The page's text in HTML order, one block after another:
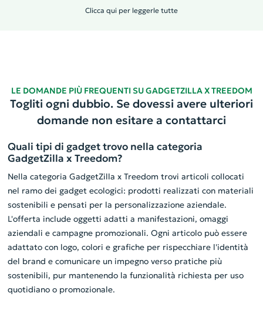
Clicca qui per leggerle tutte
LE DOMANDE PIÙ FREQUENTI SU GADGETZILLA X TREEDOM
Togliti ogni dubbio. Se dovessi avere ulteriori
domande non esitare a contattarci
Quali tipi di gadget trovo nella categoria
GadgetZilla x Treedom?
Nella categoria GadgetZilla x Treedom trovi articoli collocati
nel ramo dei gadget ecologici: prodotti realizzati con materiali
sostenibili e pensati per la personalizzazione aziendale.
L'offerta include oggetti adatti a manifestazioni, omaggi
aziendali e campagne promozionali. Ogni articolo può essere
adattato con logo, colori e grafiche per rispecchiare l'identità
del brand e comunicare un impegno verso pratiche più
sostenibili, pur mantenendo la funzionalità richiesta per uso
quotidiano o promozionale.